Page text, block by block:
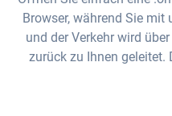
Browser, während Sie mit
und der Verkehr wird
zurück zu Ihnen geleitet.